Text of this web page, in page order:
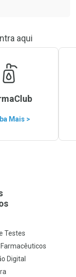
aqui
Mais >
Testes
Digital